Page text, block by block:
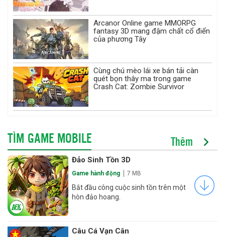
Arcanor Online game MMORPG
fantasy 3D mang đậm chất cổ điển
của phương Tây
Cùng chú mèo lái xe bán tải càn
quét bọn thây ma trong game
Crash Cat: Zombie Survivor
TÌM GAME MOBILE Thêm
Đảo Sinh Tồn 3D
Game hành động 7 MB
Bắt đầu công cuộc sinh tồn trên một
hòn đảo hoang.
Câu Cá Vạn Cân